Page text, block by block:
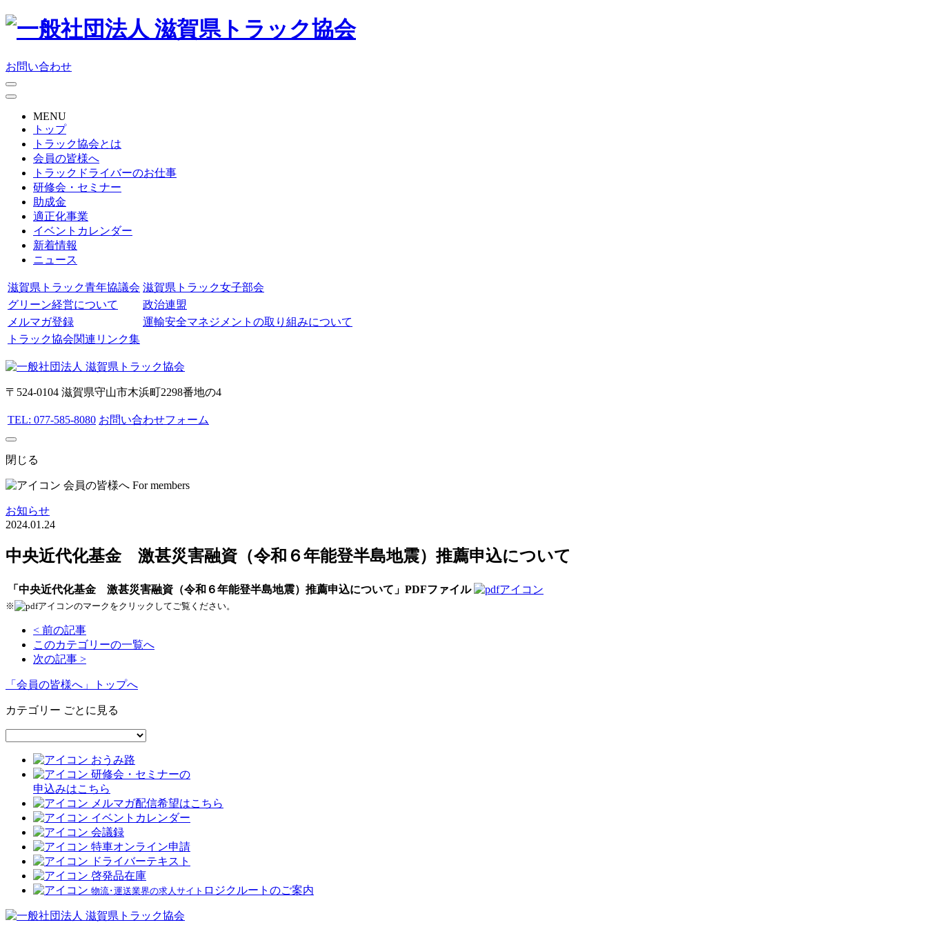
お問い合わせ
MENU
トップ
トラック協会とは
会員の皆様へ
トラックドライバーのお仕事
研修会・セミナー
助成金
適正化事業
イベントカレンダー
新着情報
ニュース
滋賀県トラック青年協議会 滋賀県トラック女子部会
グリーン経営について
政治連盟
メルマガ登録
運輸安全マネジメントの取り組みについて
トラック協会関連リンク集
〒524-0104 滋賀県守山市木浜町2298番地の4
TEL: 077-585-8080 お問い合わせフォーム
閉じる
会員の皆様へ For members
お知らせ
2024.01.24
中央近代化基金 激甚災害融資（令和６年能登半島地震）推薦申込について
「中央近代化基金 激甚災害融資（令和６年能登半島地震）推薦申込について」PDFファイル
※ のマークをクリックしてご覧ください。
< 前の記事
このカテゴリーの一覧へ
次の記事 >
「会員の皆様へ」トップへ
カテゴリー ごとに見る
おうみ路
研修会・セミナーの
申込みはこちら
メルマガ配信希望はこちら
イベントカレンダー
会議録
特車オンライン申請
ドライバーテキスト
啓発品在庫
物流･運送業界の求人サイト ロジクルートのご案内